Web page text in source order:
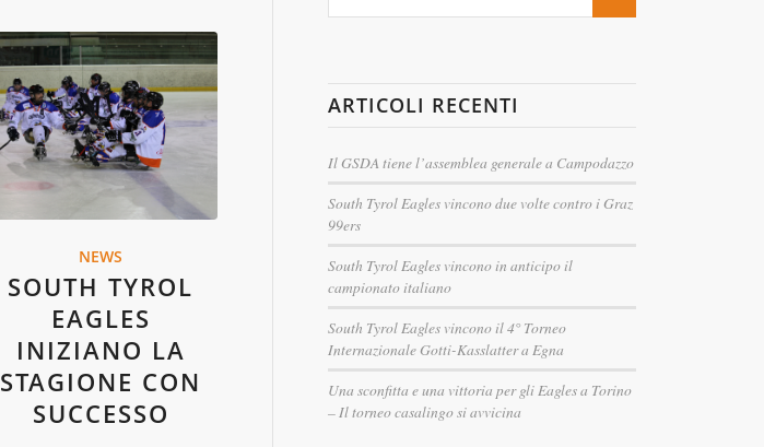
NEWS
SOUTH TYROL
EAGLES
INIZIANO LA
STAGIONE CON
SUCCESSO
ARTICOLI RECENTI
Il GSDA tiene l’assemblea generale a Campodazzo
South Tyrol Eagles vincono due volte contro i Graz
99ers
South Tyrol Eagles vincono in anticipo il
campionato italiano
South Tyrol Eagles vincono il 4° Torneo
Internazionale Gotti-Kasslatter a Egna
Una sconfitta e una vittoria per gli Eagles a Torino
– Il torneo casalingo si avvicina